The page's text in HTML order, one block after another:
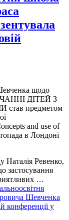
щодо
ДІТЕЙ З
предметом
and use of
в Лондоні
Наталія Ревенко,
застосування
…
Шевченка
конференції у